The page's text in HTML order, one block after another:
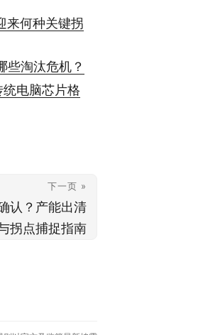
来何种关键拐
些淘汰危机？
电脑芯片格
下一页 »
认？产能出清
拐点捕捉指南